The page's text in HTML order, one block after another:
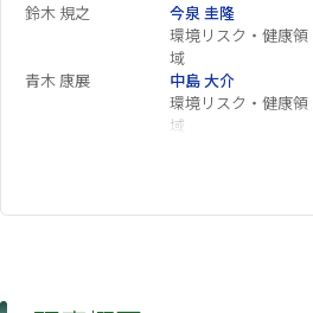
鈴木 規之
今泉 圭隆
環境リスク・健康領
域
青木 康展
中島 大介
環境リスク・健康領
域